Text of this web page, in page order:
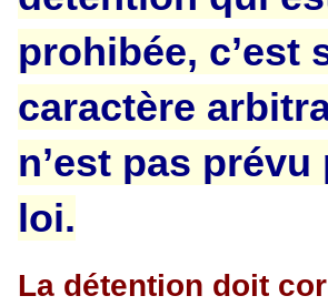
prohibée, c’est
caractère
n’est pas prévu
loi.
La détention doit